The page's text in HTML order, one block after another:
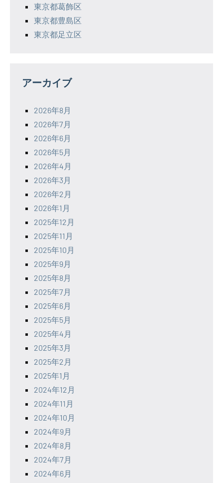
東京都葛飾区
東京都豊島区
東京都足立区
アーカイブ
2026年8月
2026年7月
2026年6月
2026年5月
2026年4月
2026年3月
2026年2月
2026年1月
2025年12月
2025年11月
2025年10月
2025年9月
2025年8月
2025年7月
2025年6月
2025年5月
2025年4月
2025年3月
2025年2月
2025年1月
2024年12月
2024年11月
2024年10月
2024年9月
2024年8月
2024年7月
2024年6月